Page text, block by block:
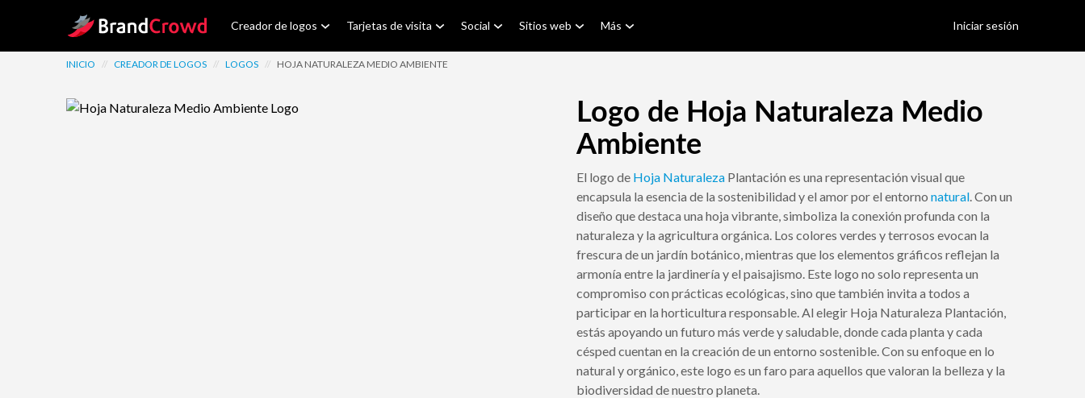
Site Logo Creador de logos Tarjetas de visita Social Sitios web Más Iniciar sesión
INICIO // CREADOR DE LOGOS // LOGOS // HOJA NATURALEZA MEDIO AMBIENTE
Logo de Hoja Naturaleza Medio
Ambiente
El logo de Hoja Naturaleza Plantación es una representación visual que
encapsula la esencia de la sostenibilidad y el amor por el entorno natural. Con un
diseño que destaca una hoja vibrante, simboliza la conexión profunda con la
naturaleza y la agricultura orgánica. Los colores verdes y terrosos evocan la
frescura de un jardín botánico, mientras que los elementos gráficos reflejan la
armonía entre la jardinería y el paisajismo. Este logo no solo representa un
compromiso con prácticas ecológicas, sino que también invita a todos a
participar en la horticultura responsable. Al elegir Hoja Naturaleza Plantación,
estás apoyando un futuro más verde y saludable, donde cada planta y cada
césped cuentan en la creación de un entorno sostenible. Con su enfoque en lo
natural y orgánico, este logo es un faro para aquellos que valoran la belleza y la
biodiversidad de nuestro planeta.